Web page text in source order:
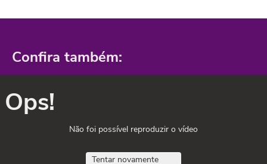
Confira também:
Ops!
Não foi possível reproduzir o vídeo
Tentar novamente